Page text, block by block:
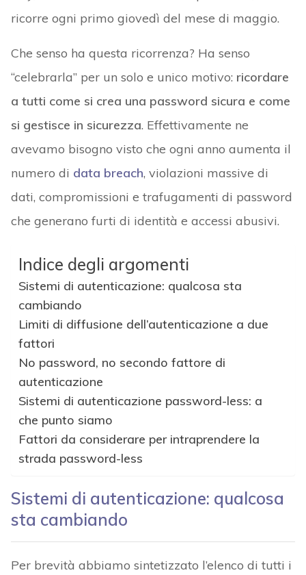
ricorre ogni primo giovedì del mese di maggio.
Che senso ha questa ricorrenza? Ha senso
“celebrarla” per un solo e unico motivo: ricordare
a tutti come si crea una password sicura e come
si gestisce in sicurezza. Effettivamente ne
avevamo bisogno visto che ogni anno aumenta il
numero di data breach, violazioni massive di
dati, compromissioni e trafugamenti di password
che generano furti di identità e accessi abusivi.
Indice degli argomenti
Sistemi di autenticazione: qualcosa sta
cambiando
Limiti di diffusione dell’autenticazione a due
fattori
No password, no secondo fattore di
autenticazione
Sistemi di autenticazione password-less: a
che punto siamo
Fattori da considerare per intraprendere la
strada password-less
Sistemi di autenticazione: qualcosa
sta cambiando
Per brevità abbiamo sintetizzato l’elenco di tutti i